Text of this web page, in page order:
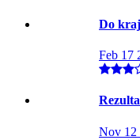
Do
Feb 17
Nov 12